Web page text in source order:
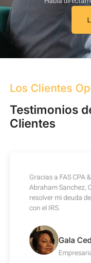
Los Clientes
Testimonios
Clientes
Mi experiencia con
sido increíble y su
impecable. Los
confianza.
Carlos